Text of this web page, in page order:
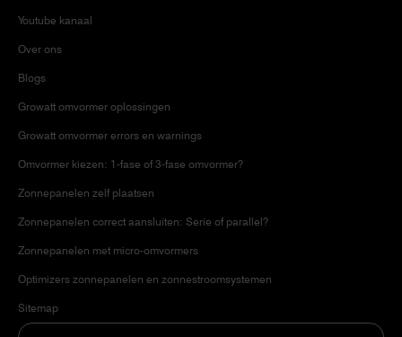
Youtube kanaal
Over ons
Blogs
Growatt omvormer oplossingen
Growatt omvormer errors en warnings
Omvormer kiezen: 1-fase of 3-fase omvormer?
Zonnepanelen zelf plaatsen
Zonnepanelen correct aansluiten: Serie of parallel?
Zonnepanelen met micro-omvormers
Optimizers zonnepanelen en zonnestroomsystemen
Sitemap